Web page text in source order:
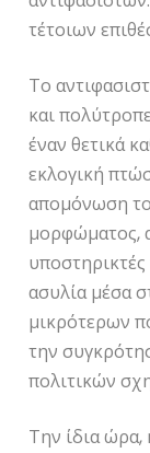
τέτοιων
Το
και
έναν θετικά
εκλογική
απομόνωση
μορφώματος,
ασυλία μέσα
μικρότερων
την
πολιτικών
Την ίδια